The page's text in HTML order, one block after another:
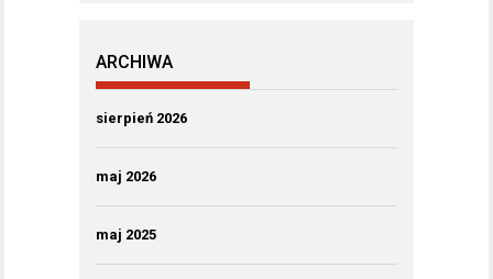
ARCHIWA
sierpień 2026
maj 2026
maj 2025